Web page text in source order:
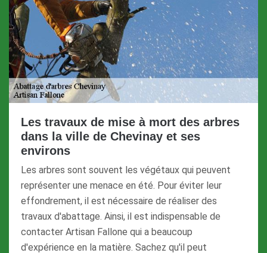
Les travaux de mise à mort des arbres
dans la ville de Chevinay et ses
environs
Les arbres sont souvent les végétaux qui peuvent
représenter une menace en été. Pour éviter leur
effondrement, il est nécessaire de réaliser des
travaux d'abattage. Ainsi, il est indispensable de
contacter Artisan Fallone qui a beaucoup
d'expérience en la matière. Sachez qu'il peut